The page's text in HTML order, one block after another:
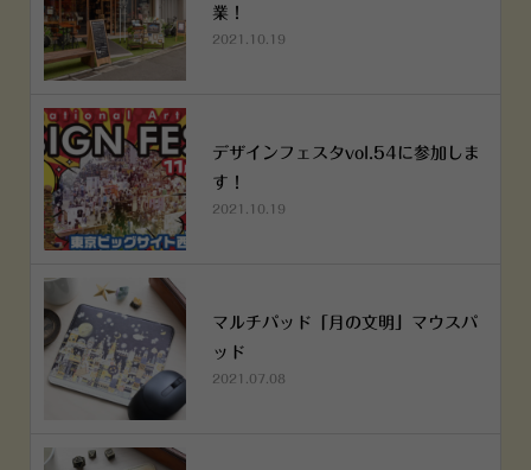
業！
2021.10.19
デザインフェスタvol.54に参加しま
す！
2021.10.19
マルチパッド「月の文明」マウスパ
ッド
2021.07.08